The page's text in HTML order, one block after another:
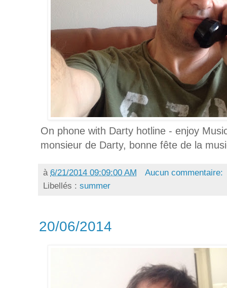
On phone with Darty hotline - enjoy
monsieur de Darty, bonne fête de la
à 6/21/2014 09:09:00 AM
Aucun commentaire:
Libellés : summer
20/06/2014